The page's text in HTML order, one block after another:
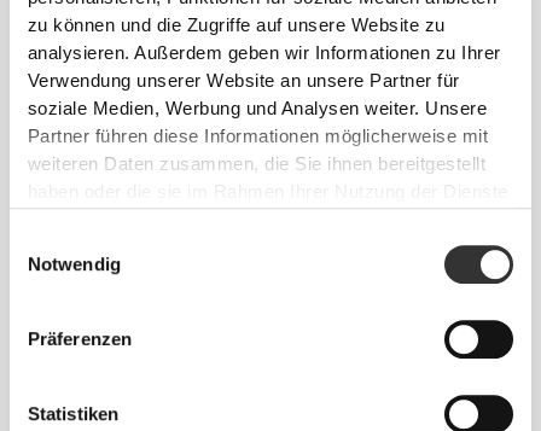
zu können und die Zugriffe auf unsere Website zu
analysieren. Außerdem geben wir Informationen zu Ihrer
Verwendung unserer Website an unsere Partner für
soziale Medien, Werbung und Analysen weiter. Unsere
Partner führen diese Informationen möglicherweise mit
weiteren Daten zusammen, die Sie ihnen bereitgestellt
haben oder die sie im Rahmen Ihrer Nutzung der Dienste
Notwendig
Präferenzen
Statistiken
Siehe Größentabelle in der Beschreibung.
Zusammensetzung
96% Polyamid
4% Elastan
Größen-Guide